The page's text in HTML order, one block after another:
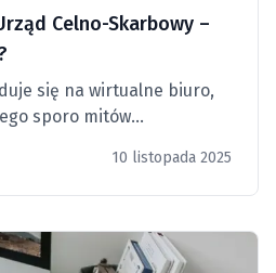
Celno-Skarbowy –
się na wirtualne biuro,
sporo mitów
jednak, że urzędnicy od
10 listopada 2025